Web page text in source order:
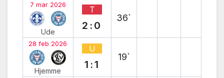
7 mar 2026
Ude
T
2:0
36`
28 feb 2026
Hjemme
U
1:1
19`